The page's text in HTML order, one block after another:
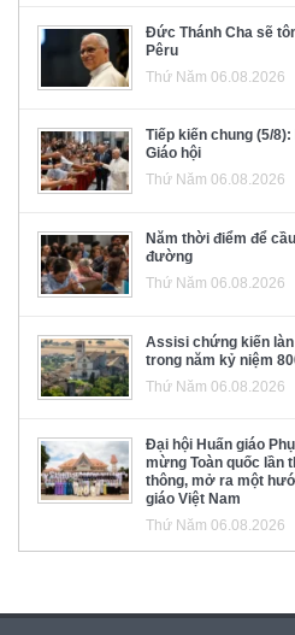
Đức Thánh Cha sẽ
Pêru
Thứ Năm 06.08.2026
Tiếp kiến chung (5/
Giáo hội
Thứ Năm 06.08.2026
Năm thời điểm để
đường
Thứ Năm 06.08.2026
Assisi chứng kiến
trong năm kỷ niệm
Thứ Năm 06.08.2026
Đại hội Huấn giáo
mừng Toàn quốc lần
thông, mở ra một
giáo Việt Nam
Thứ Năm 06.08.2026